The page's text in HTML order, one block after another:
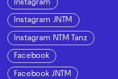
Instagram
Instagram JNTM
Instagram NTM Tanz
Facebook
Facebook JNTM